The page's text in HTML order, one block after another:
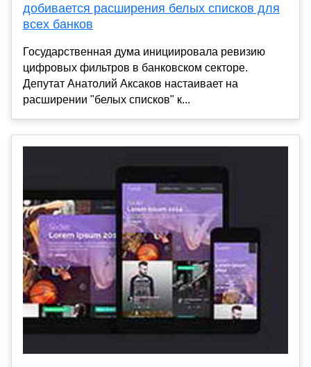
добивается расширения белых списков для
всех банков
Государственная дума инициировала ревизию
цифровых фильтров в банковском секторе.
Депутат Анатолий Аксаков настаивает на
расширении "белых списков" к...